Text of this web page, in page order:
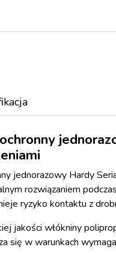
jednorazowy Hardy
rozwiązaniem
ryzyko kontaktu z
jakości włókniny
się w warunkach